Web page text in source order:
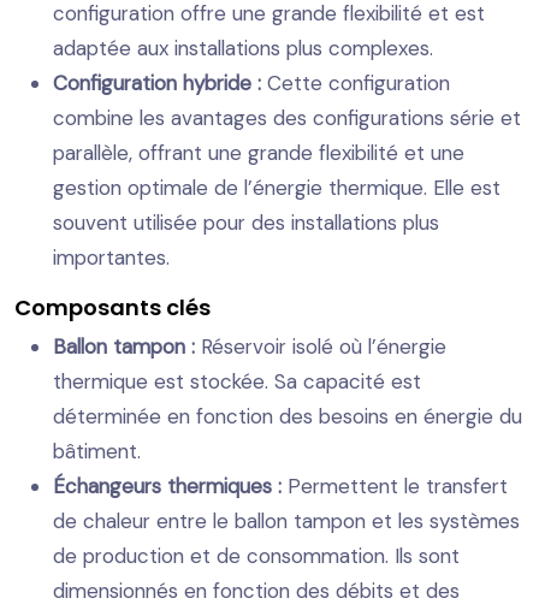
configuration offre une grande flexibilité et est
adaptée aux installations plus complexes.
Configuration hybride : Cette configuration
combine les avantages des configurations série et
parallèle, offrant une grande flexibilité et une
gestion optimale de l’énergie thermique. Elle est
souvent utilisée pour des installations plus
importantes.
Composants clés
Ballon tampon : Réservoir isolé où l’énergie
thermique est stockée. Sa capacité est
déterminée en fonction des besoins en énergie du
bâtiment.
Échangeurs thermiques : Permettent le transfert
de chaleur entre le ballon tampon et les systèmes
de production et de consommation. Ils sont
dimensionnés en fonction des débits et des